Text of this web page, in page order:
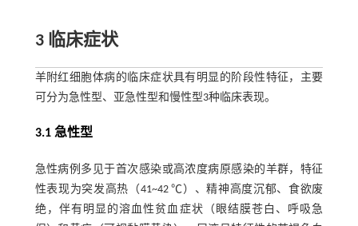
3 临床症状
羊附红细胞体病的临床症状具有明显的阶段性特征，主要
可分为急性型、亚急性型和慢性型3种临床表现。
3.1 急性型
急性病例多见于首次感染或高浓度病原感染的羊群，特征
性表现为突发高热（41~42 ℃）、精神高度沉郁、食欲废
绝，伴有明显的溶血性贫血症状（眼结膜苍白、呼吸急